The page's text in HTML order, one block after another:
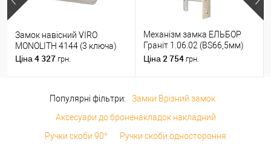
Замок навісний VIRO
MONOLITH 4144 (3 ключа)
Ціна 4 327 грн.
Механізм замка ЕЛЬБОР
Граніт 1.06.02 (BS66,5мм)
(н)
Ціна 2 754 грн.
Популярні фільтри:
Замки Врізний замок
Аксесуари до броненакладок накладний
Ручки скоби 90°
Ручки скоби одностороння